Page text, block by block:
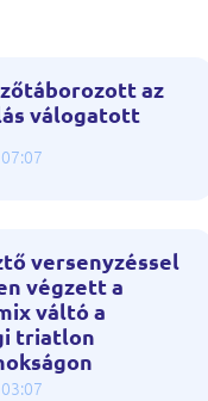
az
válogatott
versenyzéssel
végzett a
váltó a
triatlon